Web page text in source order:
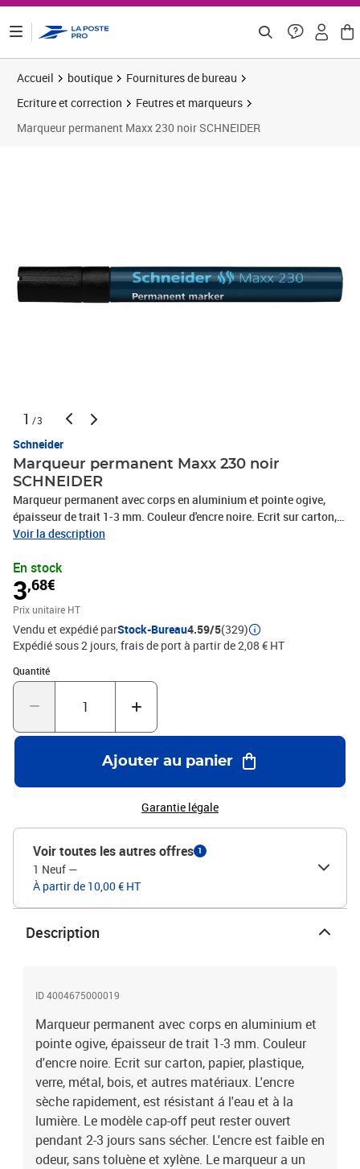
Accueil boutique
Fournitures de bureau
Ecriture et correction
Feutres et marqueurs
Marqueur permanent Maxx 230 noir SCHNEIDER
1 /3
Schneider
Marqueur permanent Maxx 230 noir
SCHNEIDER
Marqueur permanent avec corps en aluminium et pointe ogive,
épaisseur de trait 1-3 mm. Couleur d'encre noire. Ecrit sur carton,
papier, plastique, verre, métal, bois, et autres matériaux. L'encre
cap-off peut rester ouvert pendant 2-3 jours sans sécher. L'encre
est faible en odeur, sans toluène et xylène. Le marqueur a un clip
pratique et est rechargeable avec le Maxx 650 flacon de recharge.
Voir la description
En stock
3,68€
Prix unitaire HT
Vendu et expédié parStock-Bureau4.59/5(329)
Expédié sous 2 jours, frais de port à partir de 2,08 € HT
Quantité
Quantité : 1
Ajouter au panier
Garantie légale
Voir toutes les autres offres 1
1 Neuf —
À partir de 10,00 € HT
Description
ID 4004675000019
Marqueur permanent avec corps en aluminium et
pointe ogive, épaisseur de trait 1-3 mm. Couleur
d'encre noire. Ecrit sur carton, papier, plastique,
verre, métal, bois, et autres matériaux. L'encre
sèche rapidement, est résistant á l'eau et à la
lumière. Le modèle cap-off peut rester ouvert
pendant 2-3 jours sans sécher. L'encre est faible en
odeur, sans toluène et xylène. Le marqueur a un